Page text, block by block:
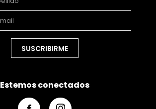
SUSCRIBIRME
Estemos conectados